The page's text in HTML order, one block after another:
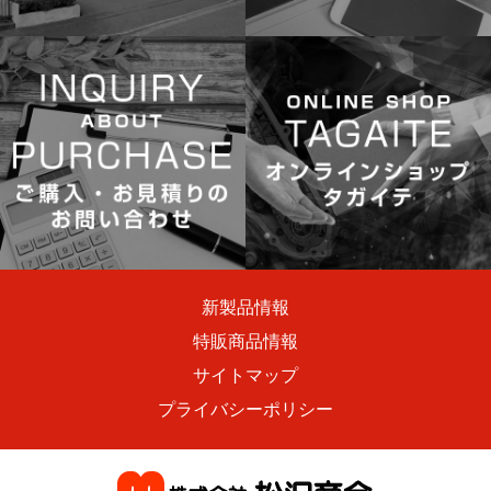
新製品情報
特販商品情報
サイトマップ
プライバシーポリシー